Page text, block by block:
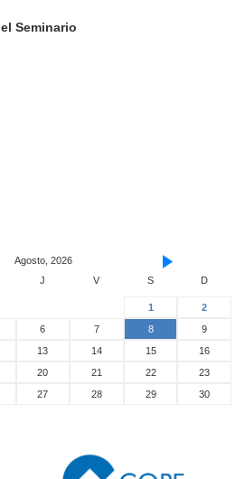
Seminario
Agosto, 2026
J V S D
1
2
6 7 8
9
13 14 15
16
20 21 22
23
27 28 29
30